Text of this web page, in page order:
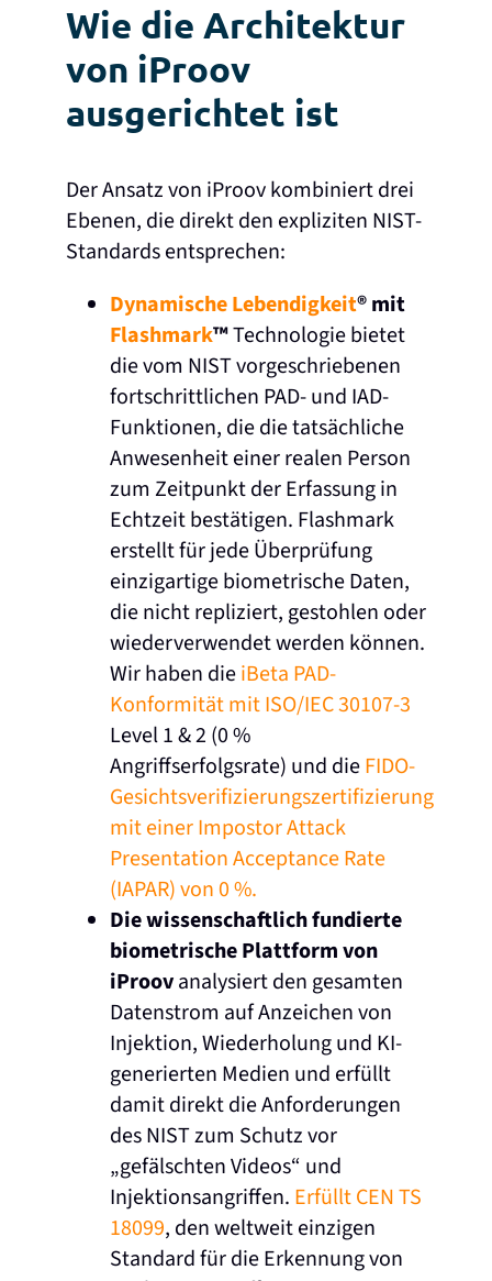
Wie die Architektur
von iProov
ausgerichtet ist
Der Ansatz von iProov kombiniert drei
Ebenen, die direkt den expliziten NIST-
Standards entsprechen:
Dynamische Lebendigkeit® mit
Flashmark™Technologie bietet
die vom NIST vorgeschriebenen
fortschrittlichen PAD- und IAD-
Funktionen, die die tatsächliche
Anwesenheit einer realen Person
zum Zeitpunkt der Erfassung in
Echtzeit bestätigen. Flashmark
erstellt für jede Überprüfung
einzigartige biometrische Daten,
die nicht repliziert, gestohlen oder
wiederverwendet werden können.
Wir haben dieiBeta PAD-
Konformität mit ISO/IEC 30107-3
Level 1 & 2 (0 %
Angriffserfolgsrate) und dieFIDO-
Gesichtsverifizierungszertifizierung
mit einer Impostor Attack
Presentation Acceptance Rate
(IAPAR) von 0 %.
Die wissenschaftlich fundierte
biometrische Plattform von
iProovanalysiert den gesamten
Datenstrom auf Anzeichen von
Injektion, Wiederholung und KI-
generierten Medien und erfüllt
damit direkt die Anforderungen
des NIST zum Schutz vor
„gefälschten Videos“ und
Injektionsangriffen. Erfüllt CEN TS
18099, den weltweit einzigen
Standard für die Erkennung von